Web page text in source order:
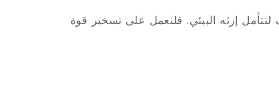
إرثه البيئي. فلنعمل على تسخير قوة